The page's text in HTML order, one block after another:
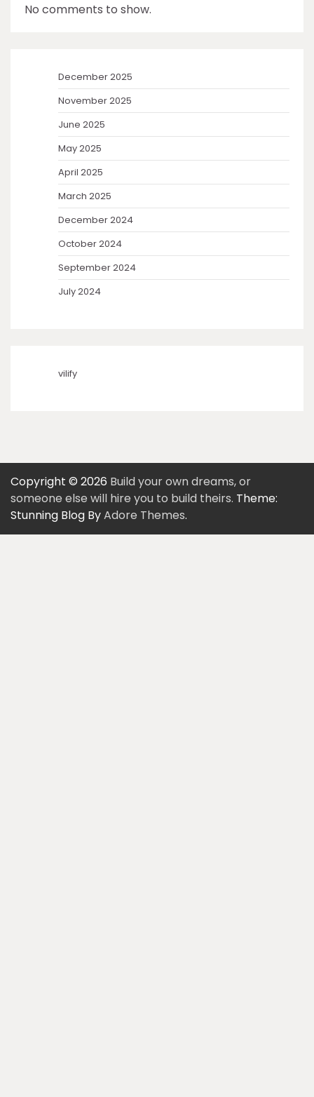
No comments to show.
December 2025
November 2025
June 2025
May 2025
April 2025
March 2025
December 2024
October 2024
September 2024
July 2024
vilify
Copyright © 2026 Build your own dreams, or
someone else will hire you to build theirs. Theme:
Stunning Blog ByAdore Themes.